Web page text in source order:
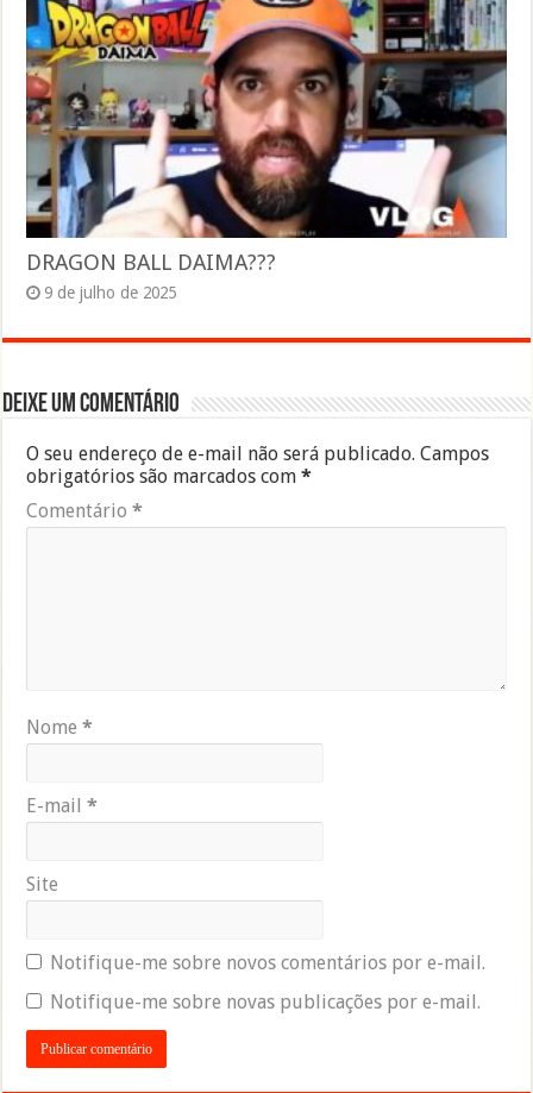
DRAGON BALL DAIMA???
9 de julho de 2025
Deixe um comentário
O seu endereço de e-mail não será publicado. Campos
obrigatórios são marcados com*
Comentário*
Nome*
E-mail*
Site
Notifique-me sobre novos comentários por e-mail.
Notifique-me sobre novas publicações por e-mail.